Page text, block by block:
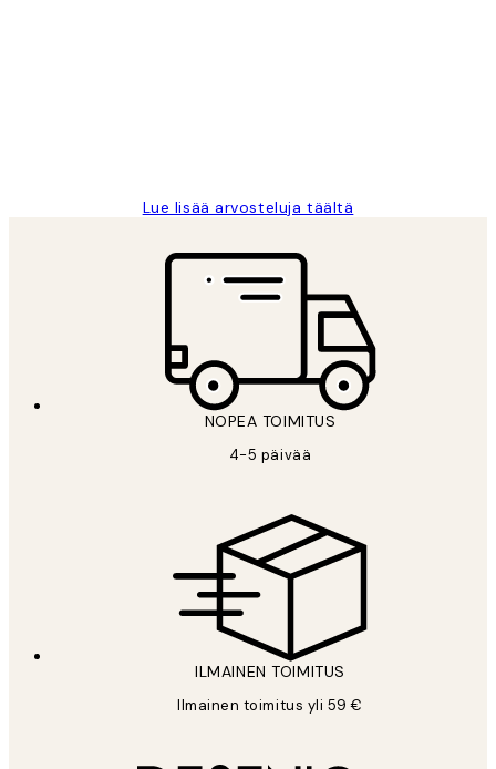
Lue lisää arvosteluja täältä
NOPEA TOIMITUS
4-5 päivää
ILMAINEN TOIMITUS
Ilmainen toimitus yli 59 €